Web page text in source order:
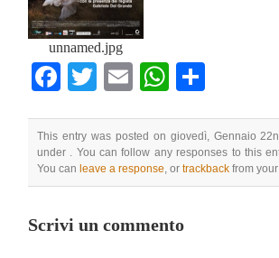
unnamed.jpg
Facebook
TwitterEmailWhatsApp
This entry was posted on giovedì, Gennaio
under . You can follow any responses to this
You can leave a response, or trackback from
Scrivi un commento